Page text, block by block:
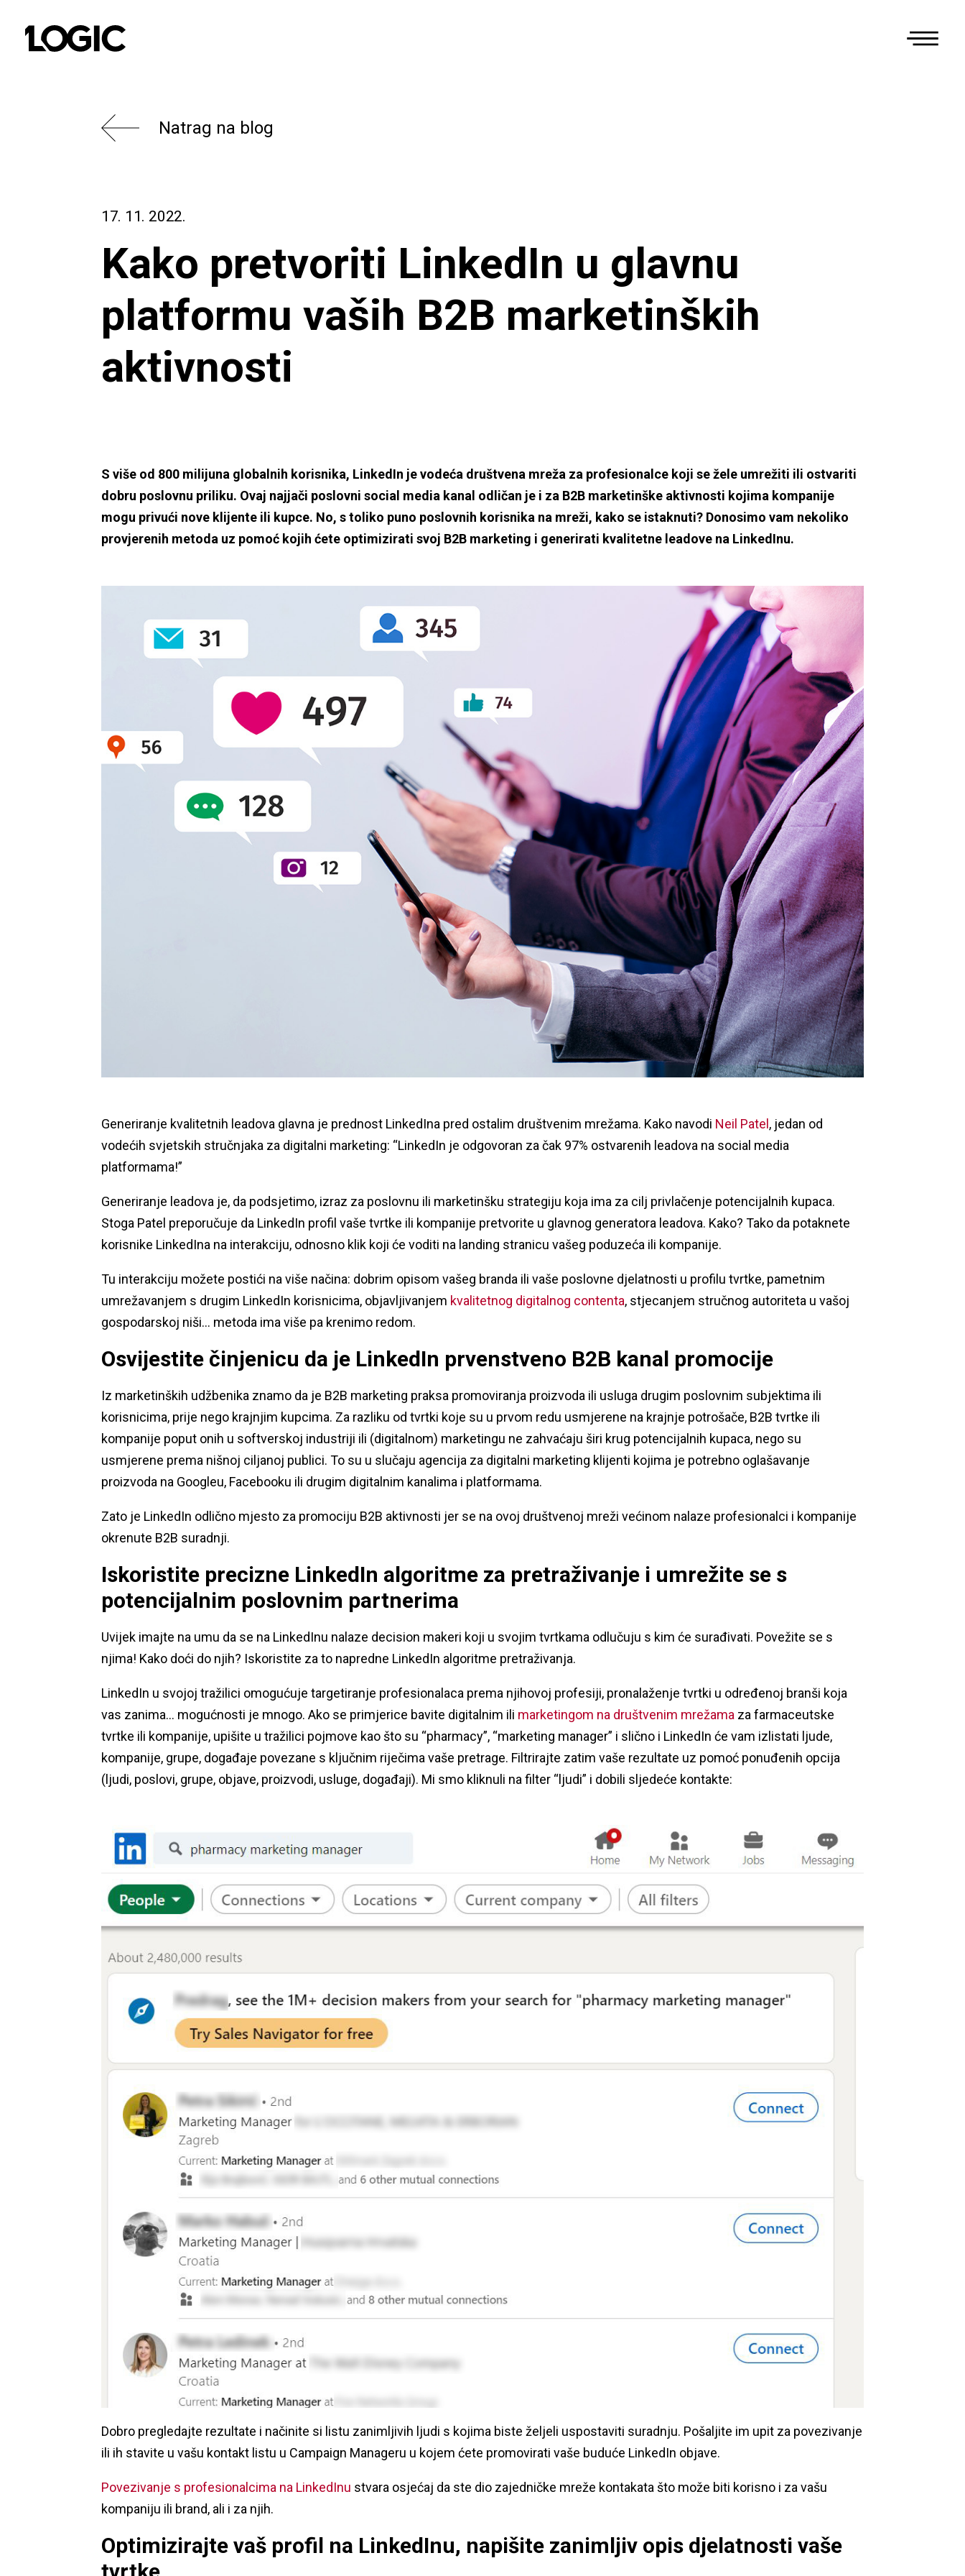
Natrag na blog
17. 11. 2022.
Kako pretvoriti LinkedIn u glavnu
platformu vaših B2B marketinških
aktivnosti
S više od 800 milijuna globalnih korisnika, LinkedIn je vodeća društvena mreža za profesionalce koji se žele umrežiti ili ostvariti
dobru poslovnu priliku. Ovaj najjači poslovni social media kanal odličan je i za B2B marketinške aktivnosti kojima kompanije
mogu privući nove klijente ili kupce. No, s toliko puno poslovnih korisnika na mreži, kako se istaknuti? Donosimo vam nekoliko
provjerenih metoda uz pomoć kojih ćete optimizirati svoj B2B marketing i generirati kvalitetne leadove na LinkedInu.
Generiranje kvalitetnih leadova glavna je prednost LinkedIna pred ostalim društvenim mrežama. Kako navodi Neil Patel , jedan od
vodećih svjetskih stručnjaka za digitalni marketing: “LinkedIn je odgovoran za čak 97% ostvarenih leadova na social media
platformama!”
Generiranje leadova je, da podsjetimo, izraz za poslovnu ili marketinšku strategiju koja ima za cilj privlačenje potencijalnih kupaca.
Stoga Patel preporučuje da LinkedIn profil vaše tvrtke ili kompanije pretvorite u glavnog generatora leadova. Kako? Tako da potaknete
korisnike LinkedIna na interakciju, odnosno klik koji će voditi na landing stranicu vašeg poduzeća ili kompanije.
Tu interakciju možete postići na više načina: dobrim opisom vašeg branda ili vaše poslovne djelatnosti u profilu tvrtke, pametnim
umrežavanjem s drugim LinkedIn korisnicima, objavljivanjem kvalitetnog digitalnog contenta, stjecanjem stručnog autoriteta u vašoj
gospodarskoj niši… metoda ima više pa krenimo redom.
Osvijestite činjenicu da je LinkedIn prvenstveno B2B kanal promocije
Iz marketinških udžbenika znamo da je B2B marketing praksa promoviranja proizvoda ili usluga drugim poslovnim subjektima ili
korisnicima, prije nego krajnjim kupcima. Za razliku od tvrtki koje su u prvom redu usmjerene na krajnje potrošače, B2B tvrtke ili
kompanije poput onih u softverskoj industriji ili (digitalnom) marketingu ne zahvaćaju širi krug potencijalnih kupaca, nego su
usmjerene prema nišnoj ciljanoj publici. To su u slučaju agencija za digitalni marketing klijenti kojima je potrebno oglašavanje
proizvoda na Googleu, Facebooku ili drugim digitalnim kanalima i platformama.
Zato je LinkedIn odlično mjesto za promociju B2B aktivnosti jer se na ovoj društvenoj mreži većinom nalaze profesionalci i kompanije
okrenute B2B suradnji.
Iskoristite precizne LinkedIn algoritme za pretraživanje i umrežite se s
potencijalnim poslovnim partnerima
Uvijek imajte na umu da se na LinkedInu nalaze decision makeri koji u svojim tvrtkama odlučuju s kim će surađivati. Povežite se s
njima! Kako doći do njih? Iskoristite za to napredne LinkedIn algoritme pretraživanja.
LinkedIn u svojoj tražilici omogućuje targetiranje profesionalaca prema njihovoj profesiji, pronalaženje tvrtki u određenoj branši koja
vas zanima… mogućnosti je mnogo. Ako se primjerice bavite digitalnim ili marketingom na društvenim mrežama za farmaceutske
tvrtke ili kompanije, upišite u tražilici pojmove kao što su “pharmacy”, “marketing manager” i slično i LinkedIn će vam izlistati ljude,
kompanije, grupe, događaje povezane s ključnim riječima vaše pretrage. Filtrirajte zatim vaše rezultate uz pomoć ponuđenih opcija
(ljudi, poslovi, grupe, objave, proizvodi, usluge, događaji). Mi smo kliknuli na filter “ljudi” i dobili sljedeće kontakte:
Dobro pregledajte rezultate i načinite si listu zanimljivih ljudi s kojima biste željeli uspostaviti suradnju. Pošaljite im upit za povezivanje
ili ih stavite u vašu kontakt listu u Campaign Manageru u kojem ćete promovirati vaše buduće LinkedIn objave.
Povezivanje s profesionalcima na LinkedInu stvara osjećaj da ste dio zajedničke mreže kontakata što može biti korisno i za vašu
kompaniju ili brand, ali i za njih.
Optimizirajte vaš profil na LinkedInu, napišite zanimljiv opis djelatnosti vaše